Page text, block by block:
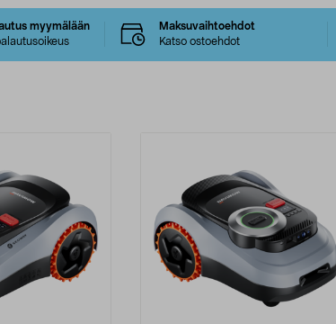
myymälään
Maksuvaihtoehdot
Katso ostoehdot